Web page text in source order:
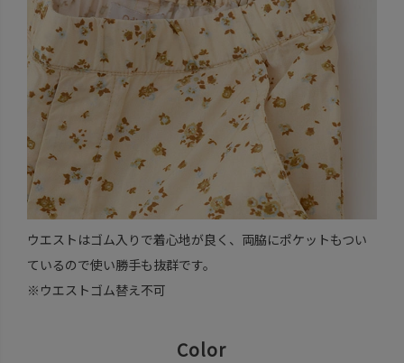
ウエストはゴム入りで着心地が良く、両脇にポケットもつい
ているので使い勝手も抜群です。
※ウエストゴム替え不可
Color